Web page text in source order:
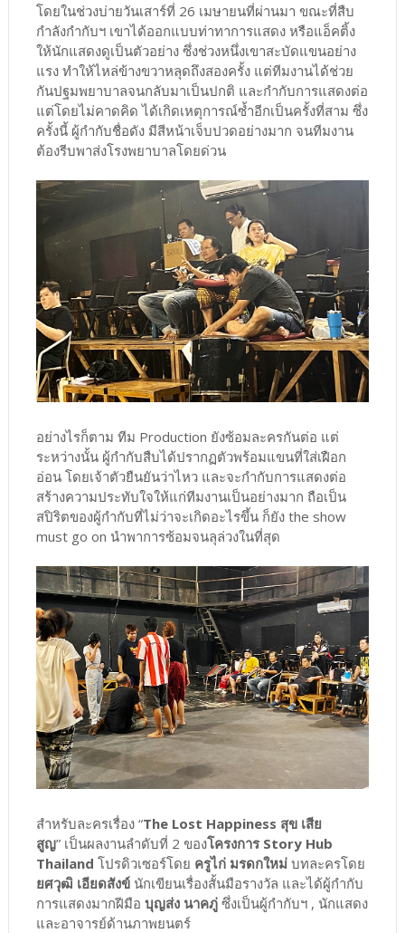
โดยในช่วงบ่ายวันเสาร์ที่ 26 เมษายนที่ผ่านมา ขณะที่สืบ
กำลังกำกับฯ เขาได้ออกแบบท่าทาการแสดง หรือแอ็คติ้ง
ให้นักแสดงดูเป็นตัวอย่าง ซึ่งช่วงหนึ่งเขาสะบัดแขนอย่าง
แรง ทำให้ไหล่ข้างขวาหลุดถึงสองครั้ง แต่ทีมงานได้ช่วย
กันปฐมพยาบาลจนกลับมาเป็นปกติ และกำกับการแสดงต่อ
แต่โดยไม่คาดคิด ได้เกิดเหตุการณ์ซ้ำอีกเป็นครั้งที่สาม ซึ่ง
ครั้งนี้ ผู้กำกับชื่อดัง มีสีหน้าเจ็บปวดอย่างมาก จนทีมงาน
ต้องรีบพาส่งโรงพยาบาลโดยด่วน
อย่างไรก็ตาม ทีม Production ยังซ้อมละครกันต่อ แต่
ระหว่างนั้น ผู้กำกับสืบได้ปรากฏตัวพร้อมแขนที่ใส่เฝือก
อ่อน โดยเจ้าตัวยืนยันว่าไหว และจะกำกับการแสดงต่อ
สร้างความประทับใจให้แก่ทีมงานเป็นอย่างมาก ถือเป็น
สปิริตของผู้กำกับที่ไม่ว่าจะเกิดอะไรขึ้น ก็ยัง the show
must go on นำพาการซ้อมจนลุล่วงในที่สุด
สำหรับละครเรื่อง “The Lost Happiness สุข เสีย
สูญ” เป็นผลงานลำดับที่ 2 ของโครงการ Story Hub
Thailand โปรดิวเซอร์โดย ครูไก่ มรดกใหม่บทละครโดย
ยศวุฒิ เอียดสังข์นักเขียนเรื่องสั้นมือรางวัล และได้ผู้กำกับ
การแสดงมากฝีมือ บุญส่ง นาคภู่ซึ่งเป็นผู้กำกับฯ , นักแสดง
และอาจารย์ด้านภาพยนตร์